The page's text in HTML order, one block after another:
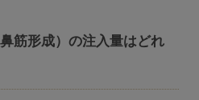
筋形成）の注入量はどれ